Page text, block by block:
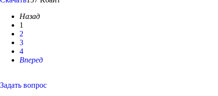
Назад
1
2
3
4
Вперед
Задать вопрос